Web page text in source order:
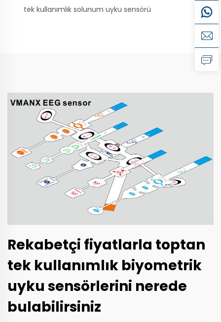
tek kullanımlık solunum uyku sensörü
Rekabetçi fiyatlarla toptan
tek kullanımlık biyometrik
uyku sensörlerini nerede
bulabilirsiniz